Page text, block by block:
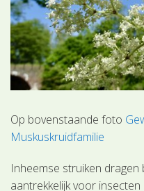
Op bovenstaande foto
Muskuskruidfamilie
Inheemse struiken dragen
aantrekkelijk voor